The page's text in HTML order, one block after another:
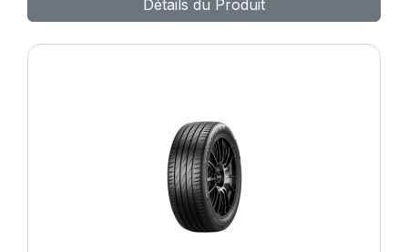
Détails du Produit